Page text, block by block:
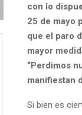
con lo
25 de mayo
que el paro
mayor
“Perdimos
manifiestan
Si bien es